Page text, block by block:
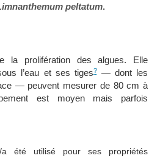
peltatum.
la prolifération des algues. Elle
l’eau et ses tiges?— dont les
— peuvent mesurer de 80 cm à
est moyen mais parfois
a été utilisé pour ses propriétés